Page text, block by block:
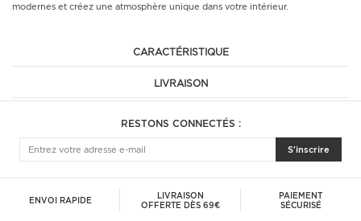
modernes et créez une atmosphère unique dans votre intérieur.
CARACTÉRISTIQUE
LIVRAISON
RESTONS CONNECTÉS :
S'inscrire
ENVOI RAPIDE
LIVRAISON
OFFERTE DÈS 69€
PAIEMENT
SÉCURISÉ